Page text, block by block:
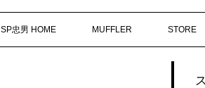
SP忠男 HOME MUFFLER STORE